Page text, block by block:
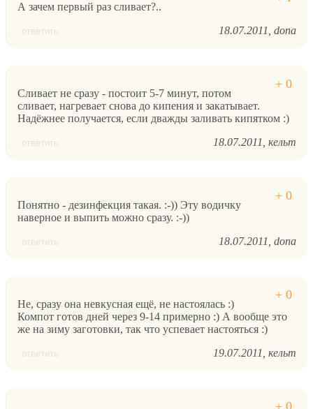
А зачем первый раз сливает?..
ответить 18.07.2011 dona
Сливает не сразу - постоит 5-7 минут, потом
сливает, нагревает снова до кипения и закатывает.
Надёжнее получается, если дважды заливать кипятком :)
ответить 18.07.2011 кельт
Понятно - дезинфекция такая. :-)) Эту водичку
наверное и выпить можно сразу. :-))
ответить 18.07.2011 dona
Не, сразу она невкусная ещё, не настоялась :)
Компот готов дней через 9-14 примерно :) А вообще это
же на зиму заготовки, так что успевает настояться :)
ответить 19.07.2011 кельт